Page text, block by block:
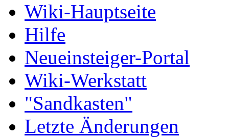
Wiki-Hauptseite
Hilfe
Neueinsteiger-Portal
Wiki-Werkstatt
"Sandkasten"
Letzte Änderungen